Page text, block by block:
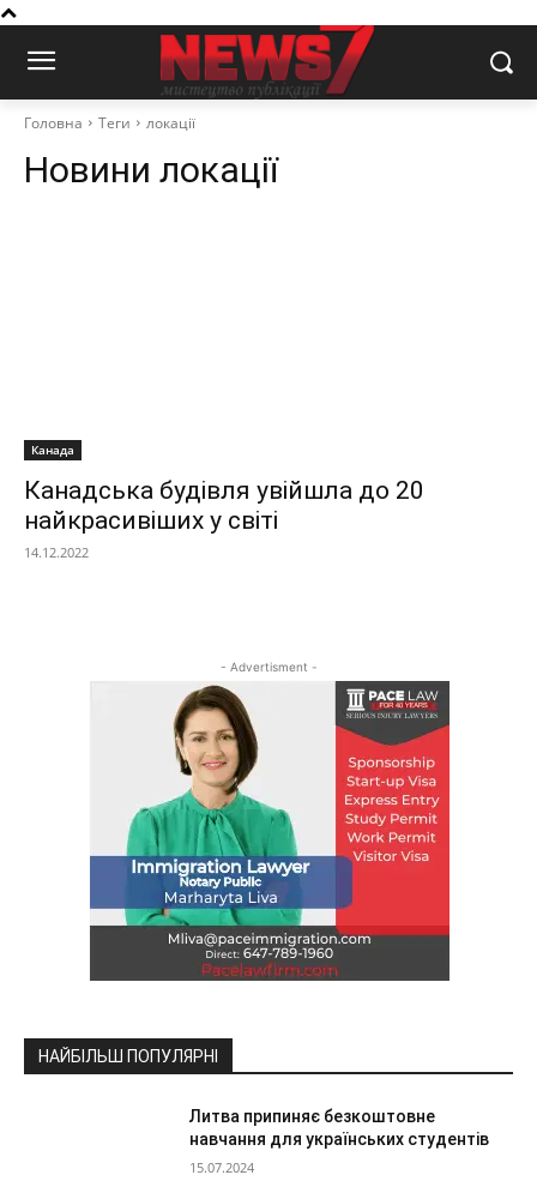
Головна Теги локації
Новини локації
Канада
Канадська будівля увійшла до 20
найкрасивіших у світі
14.12.2022
- Advertisment -
НАЙБІЛЬШ ПОПУЛЯРНІ
Литва припиняє безкоштовне
навчання для українських студентів
15.07.2024